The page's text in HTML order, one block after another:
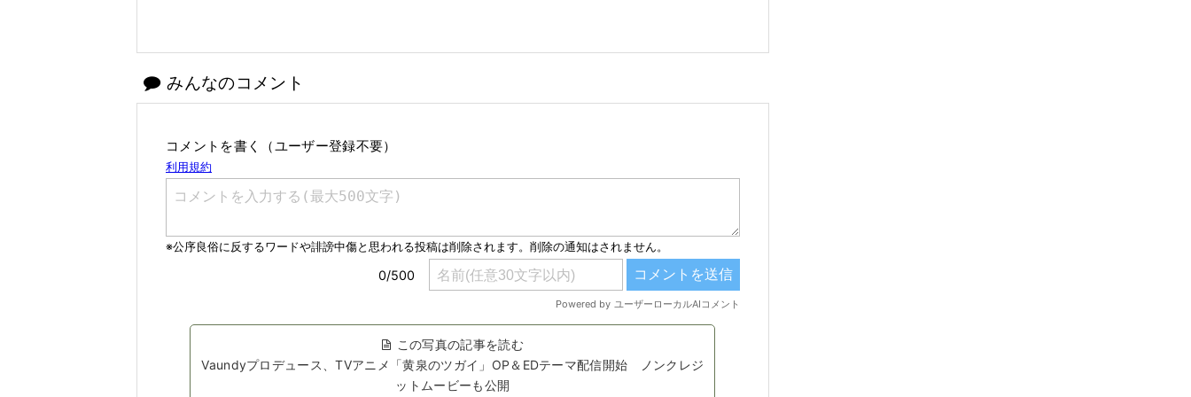
みんなのコメント
コメントを書く（ユーザー登録不要）
この写真の記事を読む
Vaundyプロデュース、TVアニメ「黄泉のツガイ」OP＆EDテーマ配信開始 ノンクレジ
ットムービーも公開